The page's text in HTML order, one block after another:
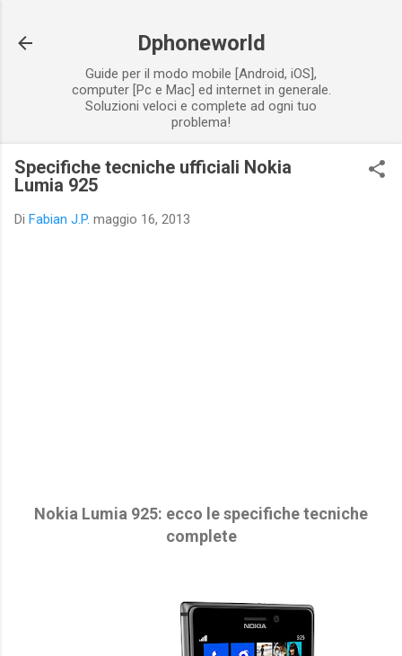
Dphoneworld
Guide per il modo mobile [Android, iOS],
computer [Pc e Mac] ed internet in generale.
Soluzioni veloci e complete ad ogni tuo
problema!
Specifiche tecniche ufficiali Nokia
Lumia 925
Di Fabian J.P. maggio 16, 2013
Nokia Lumia 925: ecco le specifiche tecniche
complete